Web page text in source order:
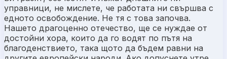
управници, не мислете, че работата ни свършва с
едното освобождение. Не тя с това започва.
Нашето драгоценно отечество, ще се нуждае от
достойни хора, които да го водят по пътя на
благоденствието, така щото да бъдем равни на